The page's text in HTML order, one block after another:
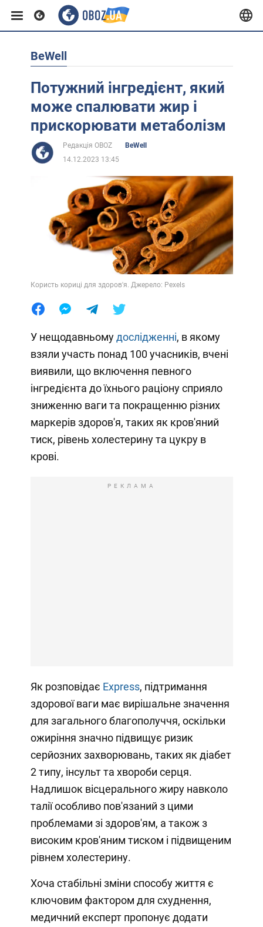
Європа
США
BeWell
Потужний інгредієнт, який
може спалювати жир і
прискорювати метаболізм
Редакція OBOZ
BeWell
14.12.2023 13:45
Користь кориці для здоров'я. Джерело: Pexels
У нещодавньомудослідженні, в якому
взяли участь понад 100 учасників, вчені
виявили, що включення певного
інгредієнта до їхнього раціону сприяло
зниженню ваги та покращенню різних
маркерів здоров'я, таких як кров'яний
тиск, рівень холестерину та цукру в
крові.
РЕКЛАМА
Як розповідає Express, підтримання
здорової ваги має вирішальне значення
для загального благополуччя, оскільки
ожиріння значно підвищує ризик
серйозних захворювань, таких як діабет
2 типу, інсульт та хвороби серця.
Надлишок вісцерального жиру навколо
талії особливо пов'язаний з цими
проблемами зі здоров'ям, а також з
високим кров'яним тиском і підвищеним
рівнем холестерину.
Хоча стабільні зміни способу життя є
ключовим фактором для схуднення,
медичний експерт пропонує додати